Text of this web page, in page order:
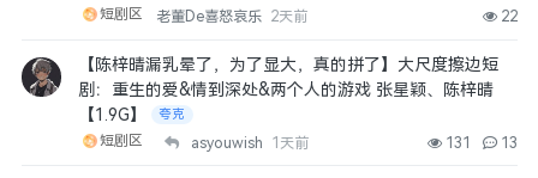
短剧区 老董De喜怒哀乐 2天前 22
【陈梓晴漏乳晕了，为了显大，真的拼了】大尺度擦边短
剧：重生的爱&情到深处&两个人的游戏 张星颖、陈梓晴
【1.9G】
夸克
短剧区 asyouwish 1天前 131 13